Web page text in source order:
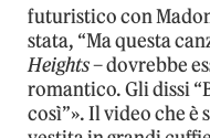
futuristico con
stata, “Ma questa
Heights– dovrebbe
romantico. Gli dissi
così”». Il video che